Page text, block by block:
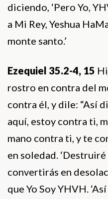
diciendo, ‘Pero Yo,
a Mi Rey, Yeshua
monte santo.’
Ezequiel 35.2-4, 15
rostro en contra del
contra él, y dile: “Así
aquí, estoy contra ti,
mano contra ti, y te
en soledad.
convertirás en
que Yo Soy YHVH.